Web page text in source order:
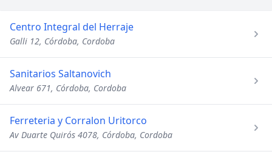
Centro Integral del Herraje
Galli 12, Córdoba, Cordoba
Sanitarios Saltanovich
Alvear 671, Córdoba, Cordoba
Ferreteria y Corralon Uritorco
Av Duarte Quirós 4078, Córdoba, Cordoba